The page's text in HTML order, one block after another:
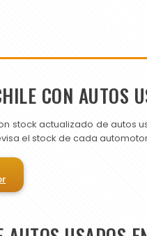
CON AUTOS
stock actualizado de autos
el stock de cada